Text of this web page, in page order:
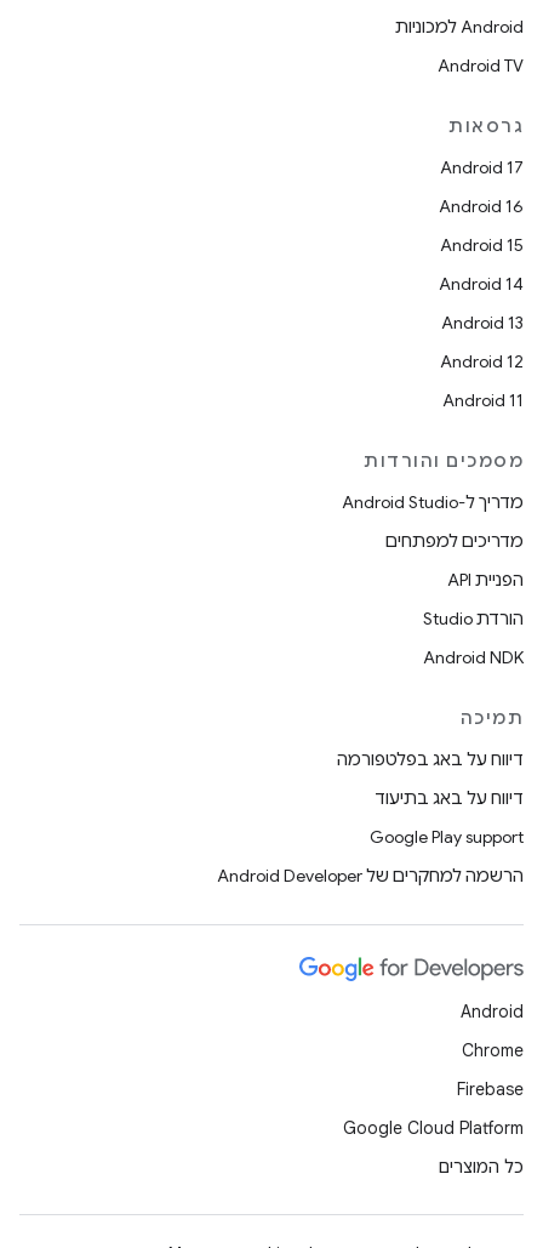
Android למכוניות
Android TV
גרסאות
Android 17
Android 16
Android 15
Android 14
Android 13
Android 12
Android 11
מסמכים והורדות
מדריך ל-Android Studio
מדריכים למפתחים
הפניית API
הורדת Studio
Android NDK
תמיכה
דיווח על באג בפלטפורמה
דיווח על באג בתיעוד
Google Play support
הרשמה למחקרים של Android Developer
Android
Chrome
Firebase
Google Cloud Platform
כל המוצרים